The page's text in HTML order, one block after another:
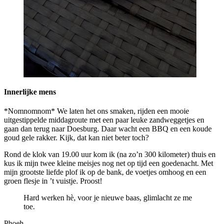
Innerlijke mens
*Nomnomnom* We laten het ons smaken, rijden een mooie
uitgestippelde middagroute met een paar leuke zandweggetjes en
gaan dan terug naar Doesburg. Daar wacht een BBQ en een koude
goud gele rakker. Kijk, dat kan niet beter toch?
Rond de klok van 19.00 uur kom ik (na zo’n 300 kilometer) thuis en
kus ik mijn twee kleine meisjes nog net op tijd een goedenacht. Met
mijn grootste liefde plof ik op de bank, de voetjes omhoog en een
groen flesje in ’t vuistje. Proost!
Hard werken hè, voor je nieuwe baas, glimlacht ze me
toe.